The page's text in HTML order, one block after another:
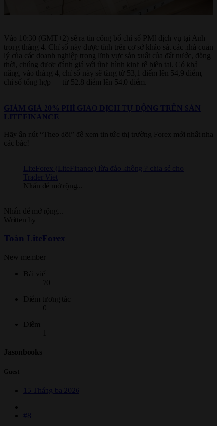
Vào 10:30 (GMT+2) sẽ ra tin công bố chỉ số PMI dịch vụ tại Anh
trong tháng 4. Chỉ số này được tính trên cơ sở khảo sát các nhà quản
lý của các doanh nghiệp trong lĩnh vực sản xuất của đất nước, đồng
thời, chúng được đánh giá với tình hình kinh tế hiện tại. Có khả
năng, vào tháng 4, chỉ số này sẽ tăng từ 53,1 điểm lên 54,9 điểm,
chỉ số tổng hợp — từ 52,8 điểm lên 54,0 điểm.
GIẢM GIÁ 20% PHÍ GIAO DỊCH TỰ ĐỘNG TRÊN SÀN
LITEFINANCE
Hãy ấn nút “Theo dõi” để xem tin tức thị trường Forex mới nhất nha
các bác!
LiteForex (LiteFinance) lừa đảo không ? chia sẻ cho
Trader Viet
Nhấn để mở rộng...
Nhấn để mở rộng...
Written by
Toàn LiteForex
New member
Bài viết
70
Điểm tương tác
0
Điểm
Jasonbooks
Guest
15 Tháng ba 2026
#8